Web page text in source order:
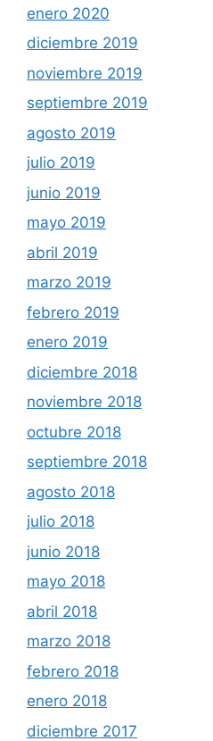
enero 2020
diciembre 2019
noviembre 2019
septiembre 2019
agosto 2019
julio 2019
junio 2019
mayo 2019
abril 2019
marzo 2019
febrero 2019
enero 2019
diciembre 2018
noviembre 2018
octubre 2018
septiembre 2018
agosto 2018
julio 2018
junio 2018
mayo 2018
abril 2018
marzo 2018
febrero 2018
enero 2018
diciembre 2017